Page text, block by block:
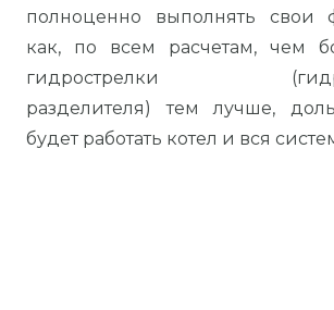
полноценно выполнять свои
как, по всем расчетам, чем
гидрострелки
разделителя) тем лучше,
будет работать котел и вся